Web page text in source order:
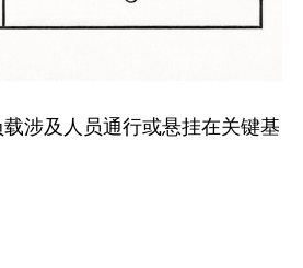
涉及人员通行或悬挂在关键基